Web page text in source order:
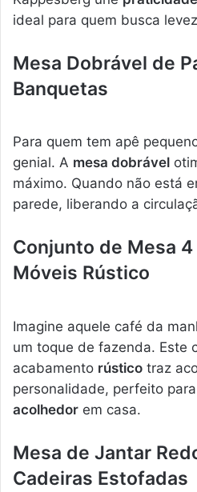
ideal para quem busca
Mesa Dobrável de
Banquetas
Para quem tem apê
genial. A mesa dobrável
máximo. Quando não está
parede, liberando a
Conjunto de Mesa
Móveis Rústico
Imagine aquele café da
um toque de fazenda. Este
acabamento rústico traz
personalidade, perfeito
acolhedor em casa.
Mesa de Jantar
Cadeiras Estofadas